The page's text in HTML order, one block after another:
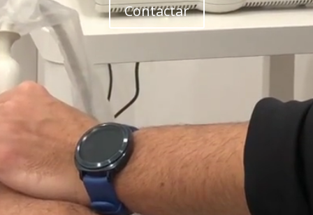
Contactar